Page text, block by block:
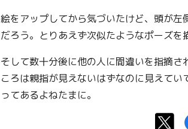
絵をアップしてから気づいたけど、頭が
だろう。とりあえず次似たようなポーズを
そして数十分後に他の人に間違いを指摘
ころは親指が見えないはずなのに見えて
ってあるよねたまに。